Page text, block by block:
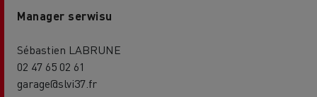
Manager serwisu
Sébastien LABRUNE
02 47 65 02 61
garage@slvi37.fr